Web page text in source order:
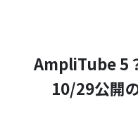
AmpliTube 5
10/29公開